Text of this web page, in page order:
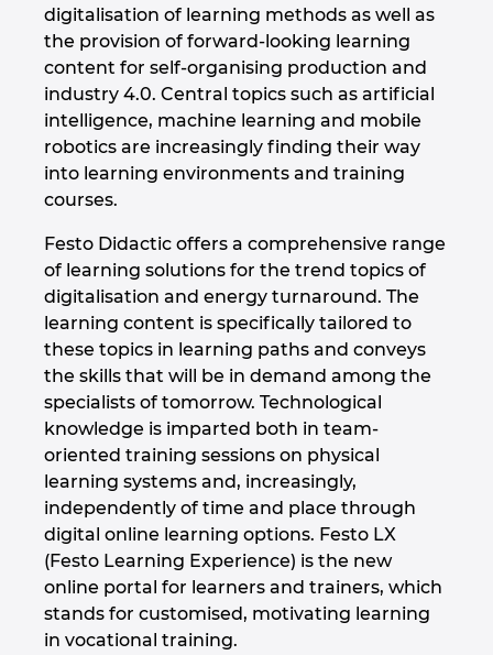
digitalisation of learning methods as well as
the provision of forward-looking learning
content for self-organising production and
industry 4.0. Central topics such as artificial
intelligence, machine learning and mobile
robotics are increasingly finding their way
into learning environments and training
courses.
Festo Didactic offers a comprehensive range
of learning solutions for the trend topics of
digitalisation and energy turnaround. The
learning content is specifically tailored to
these topics in learning paths and conveys
the skills that will be in demand among the
specialists of tomorrow. Technological
knowledge is imparted both in team-
oriented training sessions on physical
learning systems and, increasingly,
independently of time and place through
digital online learning options. Festo LX
(Festo Learning Experience) is the new
online portal for learners and trainers, which
stands for customised, motivating learning
in vocational training.